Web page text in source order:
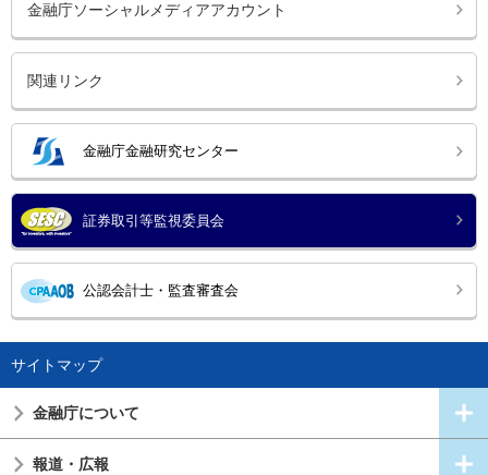
金融庁ソーシャルメディアアカウント
関連リンク
金融庁金融研究センター
証券取引等監視委員会
公認会計士・監査審査会
サイトマップ
金融庁について
報道・広報